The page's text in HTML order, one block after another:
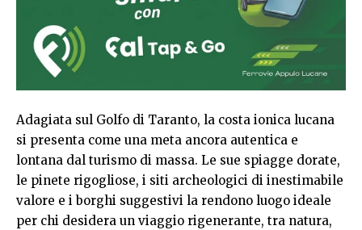
Adagiata sul Golfo di Taranto, la costa ionica lucana
si presenta come una meta ancora autentica e
lontana dal turismo di massa. Le sue spiagge dorate,
le pinete rigogliose, i siti archeologici di inestimabile
valore e i borghi suggestivi la rendono luogo ideale
per chi desidera un viaggio rigenerante, tra natura,